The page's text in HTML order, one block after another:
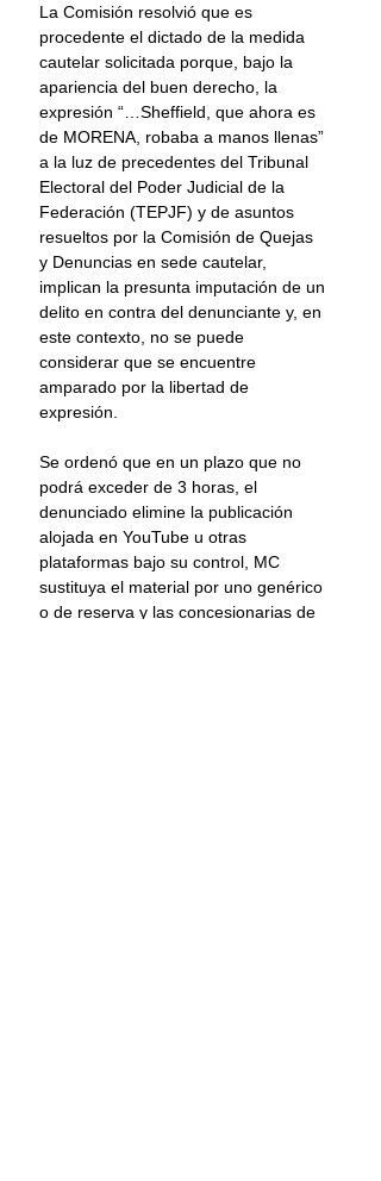
La Comisión resolvió que es
procedente el dictado de la medida
cautelar solicitada porque, bajo la
apariencia del buen derecho, la
expresión “…Sheffield, que ahora es
de MORENA, robaba a manos llenas”
a la luz de precedentes del Tribunal
Electoral del Poder Judicial de la
Federación (TEPJF) y de asuntos
resueltos por la Comisión de Quejas
y Denuncias en sede cautelar,
implican la presunta imputación de un
delito en contra del denunciante y, en
este contexto, no se puede
considerar que se encuentre
amparado por la libertad de
expresión.
Se ordenó que en un plazo que no
podrá exceder de 3 horas, el
denunciado elimine la publicación
alojada en YouTube u otras
plataformas bajo su control, MC
sustituya el material por uno genérico
o de reserva y las concesionarias de